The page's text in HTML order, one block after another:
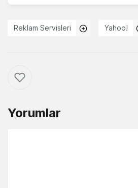
Reklam Servisleri Yahoo!
Yorumlar